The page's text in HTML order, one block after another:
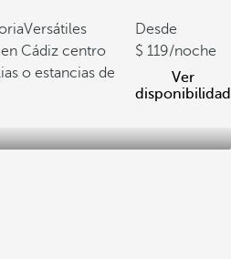
Versátiles
Cádiz centro
o estancias de
Desde
119/noche
Ver
disponibilidad